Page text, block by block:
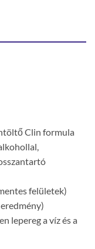
Clin formula
felületek)
lepereg a víz és a